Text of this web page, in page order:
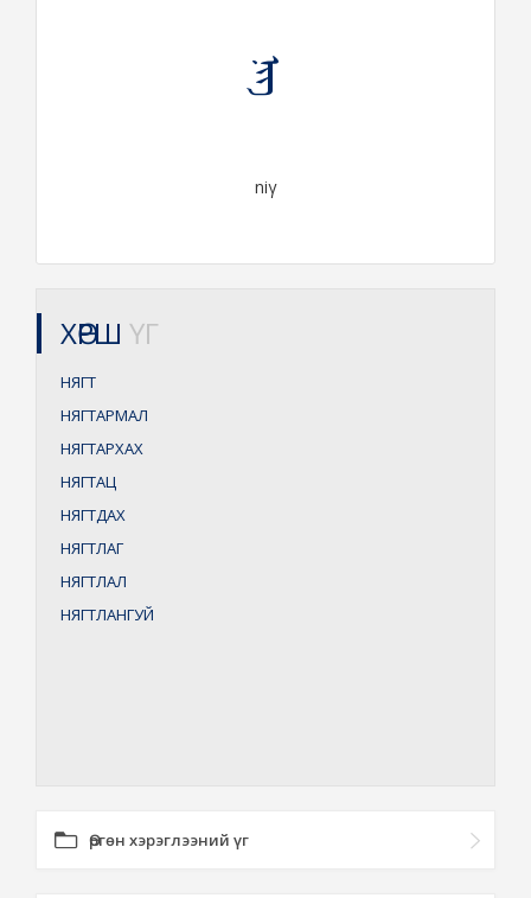
ᠨᠢᠭ
niγ
ХӨРШ ҮГ
НЯГТ
НЯГТАРМАЛ
НЯГТАРХАХ
НЯГТАЦ
НЯГТДАХ
НЯГТЛАГ
НЯГТЛАЛ
НЯГТЛАНГУЙ
Өргөн хэрэглээний үг